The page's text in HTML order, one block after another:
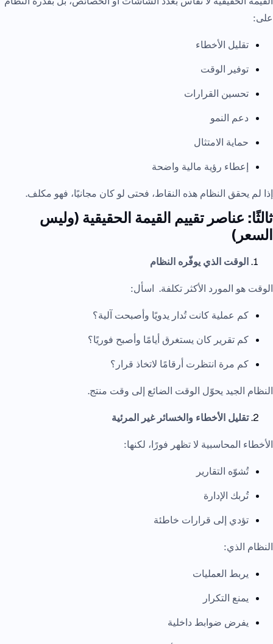
على:
تقليل الأخطاء
توفير الوقت
تحسين القرارات
دعم النمو
حماية الامتثال
إعطاء رؤية مالية واضحة
إذا لم يحقق النظام هذه النقاط، فحتى لو كان مجانيًا، فهو مكلف.
ثالثًا: عناصر تقييم القيمة الحقيقية (وليس
السعر)
الوقت الذي يوفّره النظام
الوقت هو المورد الأكثر تكلفة. اسأل:
كم عملية كانت تُدار يدويًا وأصبحت آلية؟
كم تقرير كان يستغرق أيامًا وأصبح فوريًا؟
كم مرة انتظرت أرقامًا لاتخاذ قرار؟
النظام الجيد يحوّل الوقت الضائع إلى وقت منتج.
تقليل الأخطاء والخسائر غير المرئية
الأخطاء المحاسبية لا تظهر فورًا، لكنها:
تُشوّه التقارير
تُربك الإدارة
تؤدي إلى قرارات خاطئة
النظام الذي:
يربط العمليات
يمنع التكرار
يفرض ضوابط داخلية